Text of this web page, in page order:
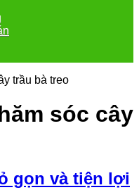
trầu bà treo
sóc cây
gọn và tiện lợi